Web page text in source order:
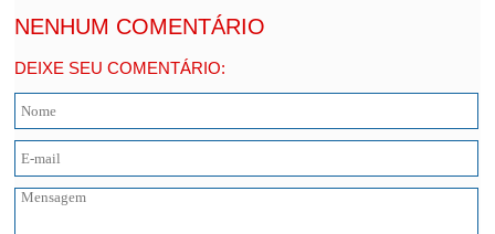
NENHUM COMENTÁRIO
DEIXE SEU COMENTÁRIO: